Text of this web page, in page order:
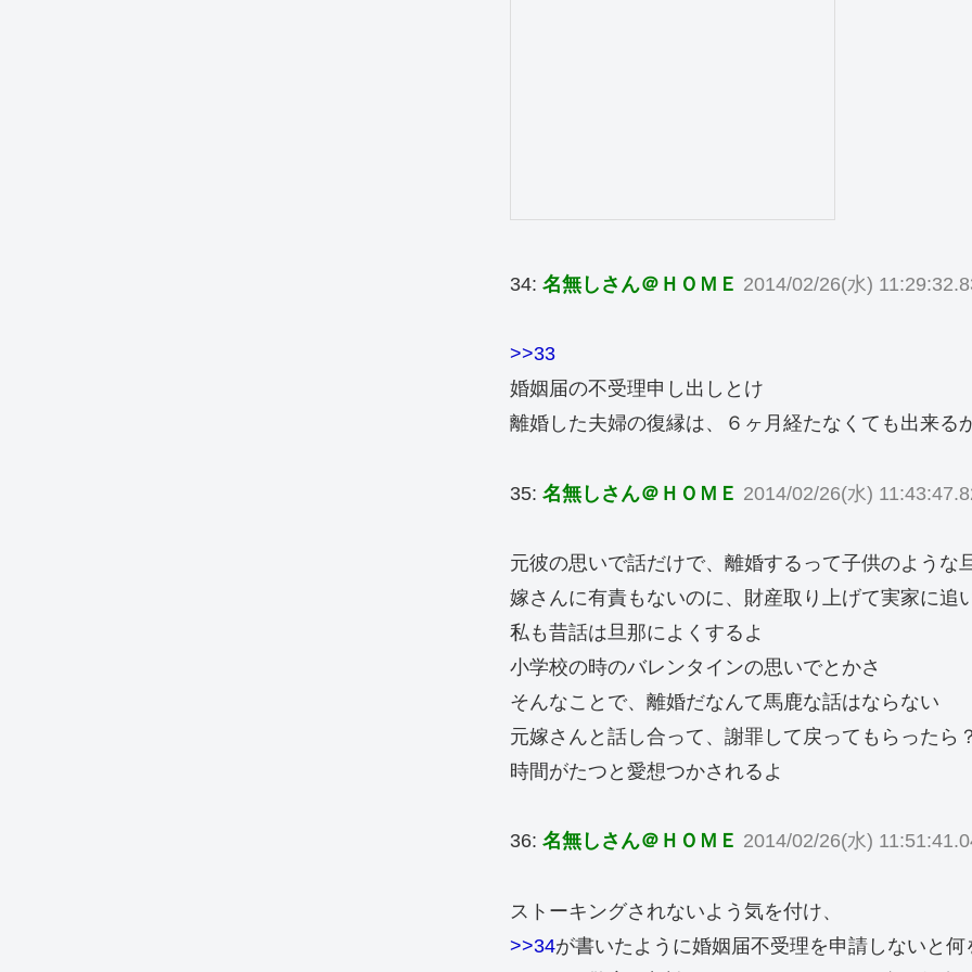
34: 名無しさん＠ＨＯＭＥ 2014/02/26(水)
>>33
婚姻届の不受理申し出しとけ
離婚した夫婦の復縁は、６ヶ月経たなくても出来る
35: 名無しさん＠ＨＯＭＥ 2014/02/26(水)
元彼の思いで話だけで、離婚するって子供のような
嫁さんに有責もないのに、財産取り上げて実家に追
私も昔話は旦那によくするよ
小学校の時のバレンタインの思いでとかさ
そんなことで、離婚だなんて馬鹿な話はならない
元嫁さんと話し合って、謝罪して戻ってもらったら？
時間がたつと愛想つかされるよ
36: 名無しさん＠ＨＯＭＥ 2014/02/26(水)
ストーキングされないよう気を付け、
>>34が書いたように婚姻届不受理を申請しないと何